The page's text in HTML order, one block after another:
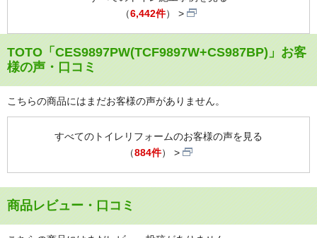
（6,442件）
TOTO「CES9897PW(TCF9897W+CS987BP)」お客
様の声・口コミ
こちらの商品にはまだお客様の声がありません。
すべてのトイレリフォームのお客様の声を見る
（884件）
商品レビュー・口コミ